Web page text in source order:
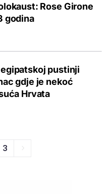
Rose Girone
godina
pustinji
gdje je nekoć
Hrvata
3